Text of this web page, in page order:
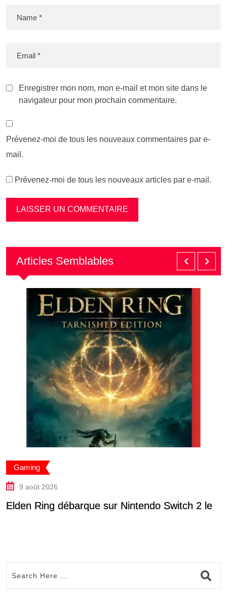
Enregistrer mon nom, mon e-mail et mon site dans le
navigateur pour mon prochain commentaire.
Prévenez-moi de tous les nouveaux commentaires par e-
mail.
Prévenez-moi de tous les nouveaux articles par e-mail.
Articles Semblables
Gaming
9 août 2026
Elden Ring débarque sur Nintendo Switch 2 le